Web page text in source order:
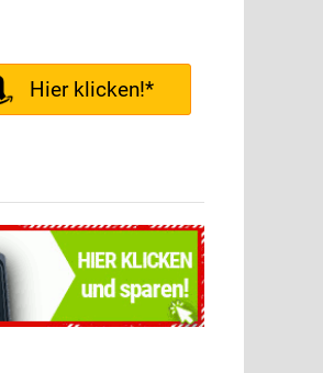
Hier klicken!*